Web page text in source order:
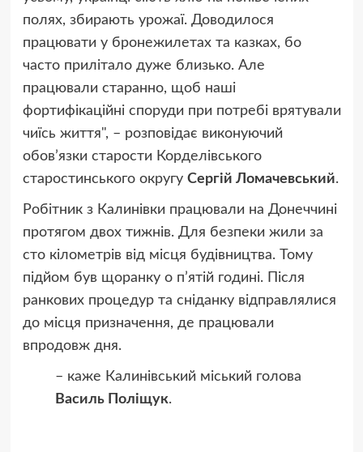
полях, збирають урожаї. Доводилося
працювати у бронежилетах та казках, бо
часто прилітало дуже близько. Але
працювали старанно, щоб наші
фортифікаційні споруди при потребі врятували
чиїсь життя", – розповідає виконуючий
обов’язки старости Корделівського
старостинського округу Сергій Ломачевський.
Робітник з Калинівки працювали на Донеччині
протягом двох тижнів. Для безпеки жили за
сто кілометрів від місця будівництва. Тому
підйом був щоранку о п’ятій годині. Після
ранкових процедур та сніданку відправлялися
до місця призначення, де працювали
впродовж дня.
– каже Калинівський міський голова
Василь Поліщук.